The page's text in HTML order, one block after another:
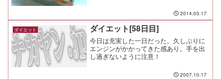
あぁ、この揚げたてのサクサク感が残る
弁当を食べさせてあげたいなぁ。 揚げ
る素材は出来合いなんだか...
2014.03.17
ダイエット ダイエット[58日目]
今日は充実した一日だった。久しぶりに
エンジンがかかってきた感あり。手を出
し過ぎないように注意！
2007.10.17